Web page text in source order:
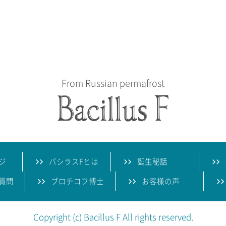
From Russian permafrost
バシラスFとは 誕生秘話
問 ブロチコフ博士 お客様の声
Copyright (c) Bacillus F All rights reserved.